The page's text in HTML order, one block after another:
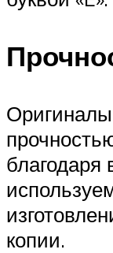
благодаря
копии.